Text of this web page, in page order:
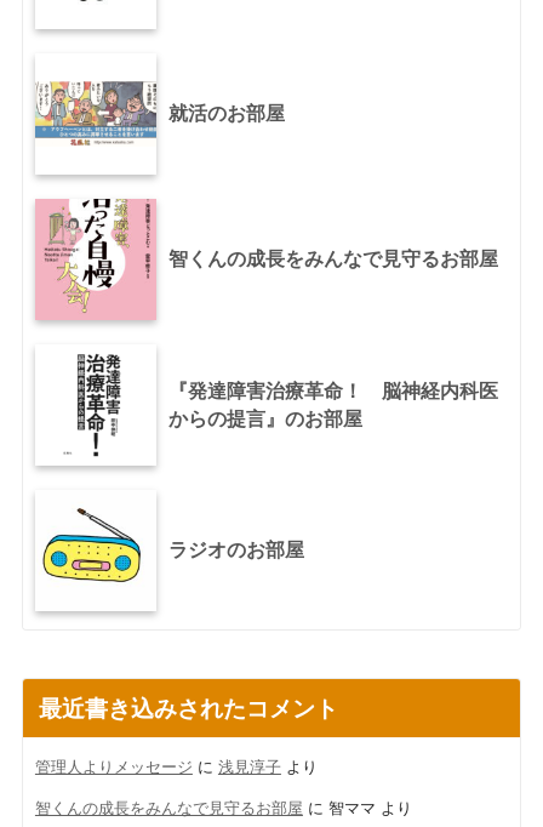
就活のお部屋
智くんの成長をみんなで見守るお部屋
『発達障害治療革命！ 脳神経内科医
からの提言』のお部屋
ラジオのお部屋
最近書き込みされたコメント
管理人よりメッセージ に 浅見淳子より
智くんの成長をみんなで見守るお部屋 に 智ママ より